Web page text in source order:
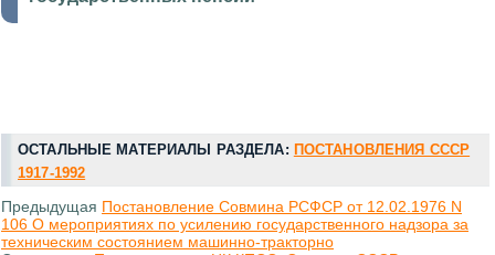
ОСТАЛЬНЫЕ МАТЕРИАЛЫ РАЗДЕЛА: ПОСТАНОВЛЕНИЯ СССР
1917-1992
Предыдущая Постановление Совмина РСФСР от 12.02.1976 N
106 О мероприятиях по усилению государственного надзора за
техническим состоянием машинно-тракторно